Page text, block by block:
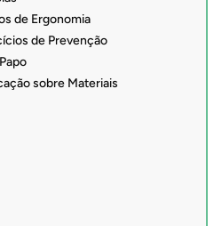
de Ergonomia
de Prevenção
sobre Materiais